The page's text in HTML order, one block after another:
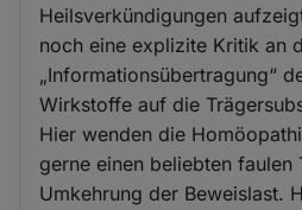
Heilsverkündigungen
noch eine explizite Kritik an
„Informationsübertragung“
Wirkstoffe auf die
Hier wenden die
gerne einen beliebten faulen
Umkehrung der Beweislast.